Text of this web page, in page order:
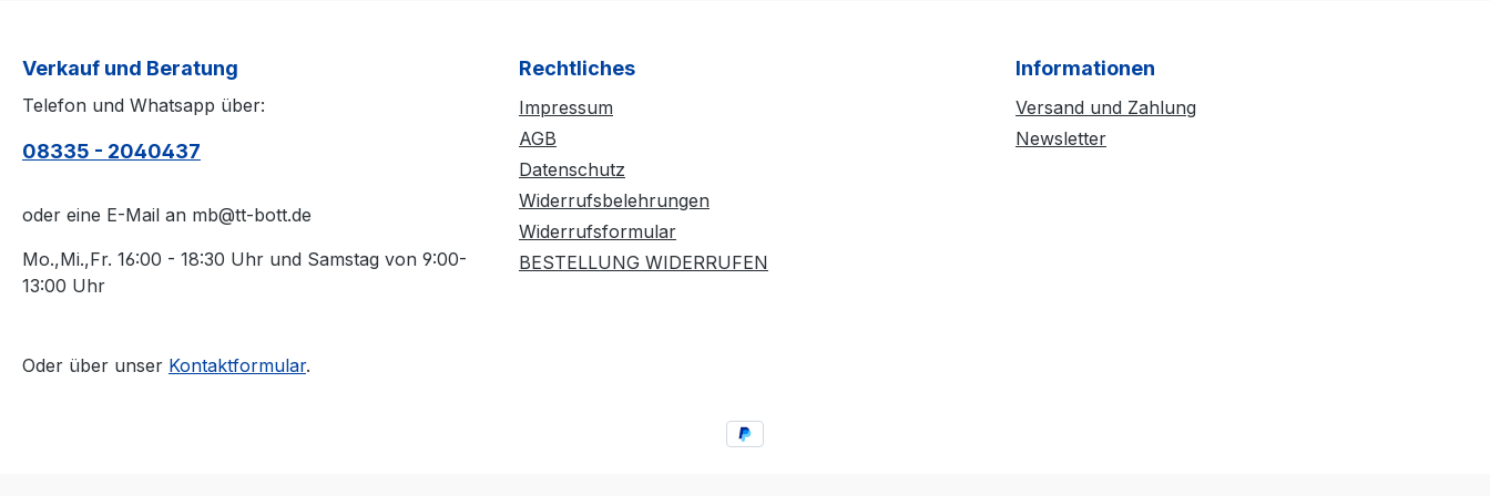
KEINE Belag-Montage
legen.
die Belagschutzfolie
beschädigt wird. Durch
CONTACT beinhaltet
keine flüchtigen
organischen
Lösungsmittel und darf
Auftragsschwämmchen
Verkauf und Beratung
Telefon und Whatsapp über:
08335 - 2040437
oder eine E-Mail an mb@tt-bott.de
Mo.,Mi.,Fr. 16:00 - 18:30 Uhr und Samstag von 9:00-
13:00 Uhr
Oder über unser Kontaktformular.
Rechtliches
Impressum
AGB
Datenschutz
Widerrufsbelehrungen
Widerrufsformular
BESTELLUNG WIDERRUFEN
Informationen
Versand und Zahlung
Newsletter